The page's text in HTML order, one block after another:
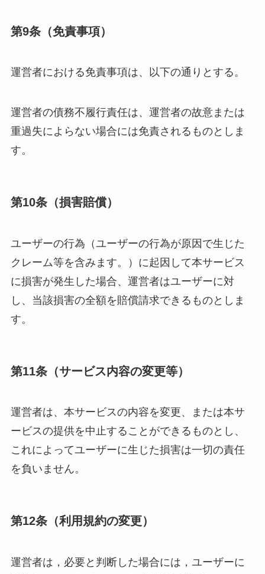
第9条（免責事項）
運営者における免責事項は、以下の通りとする。
運営者の債務不履行責任は、運営者の故意または
重過失によらない場合には免責されるものとしま
す。
第10条（損害賠償）
ユーザーの行為（ユーザーの行為が原因で生じた
クレーム等を含みます。）に起因して本サービス
に損害が発生した場合、運営者はユーザーに対
し、当該損害の全額を賠償請求できるものとしま
す。
第11条（サービス内容の変更等）
運営者は、本サービスの内容を変更、または本サ
ービスの提供を中止することができるものとし、
これによってユーザーに生じた損害は一切の責任
を負いません。
第12条（利用規約の変更）
運営者は，必要と判断した場合には，ユーザーに